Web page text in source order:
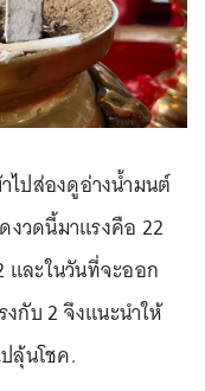
ไปส่องดูอ่างน้ำมนต์
งวดนี้มาแรงคือ 22
และในวันที่จะออก
กับ 2 จึงแนะนำให้
ลุ้นโชค.